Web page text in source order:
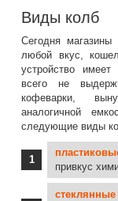
Виды колб
Сегодня
любой вкус,
устройство
всего не
кофеварки,
аналогичной
следующие виды
привкус
стеклянные